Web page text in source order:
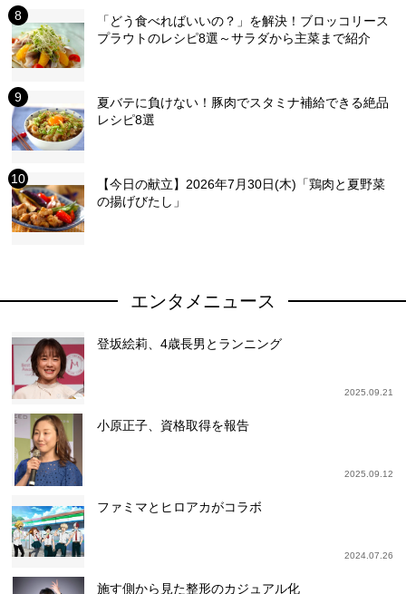
「どう食べればいいの？」を解決！ブロッコリース
プラウトのレシピ8選～サラダから主菜まで紹介
夏バテに負けない！豚肉でスタミナ補給できる絶品
レシピ8選
【今日の献立】2026年7月30日(木)「鶏肉と夏野菜
の揚げびたし」
エンタメニュース
登坂絵莉、4歳長男とランニング
2025.09.21
小原正子、資格取得を報告
2025.09.12
ファミマとヒロアカがコラボ
2024.07.26
施す側から見た整形のカジュアル化